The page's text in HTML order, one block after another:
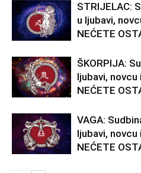
STRIJELAC:
u ljubavi,
NEĆETE
ŠKORPIJA:
ljubavi, novcu
NEĆETE
VAGA:
ljubavi, novcu
NEĆETE